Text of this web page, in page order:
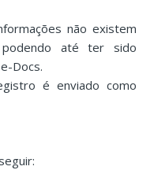
não existem
até ter sido
Docs.
é enviado como